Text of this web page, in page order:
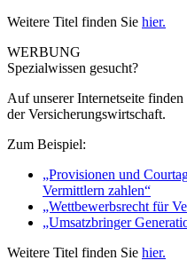
Weitere Titel finden Sie hier.
WERBUNG
Spezialwissen gesucht?
Auf unserer Internetseite
der Versicherungswirtschaft.
Zum Beispiel:
„Provisionen und
Vermittlern zahlen“
„Wettbewerbsrecht für
„Umsatzbringer
Weitere Titel finden Sie hier.